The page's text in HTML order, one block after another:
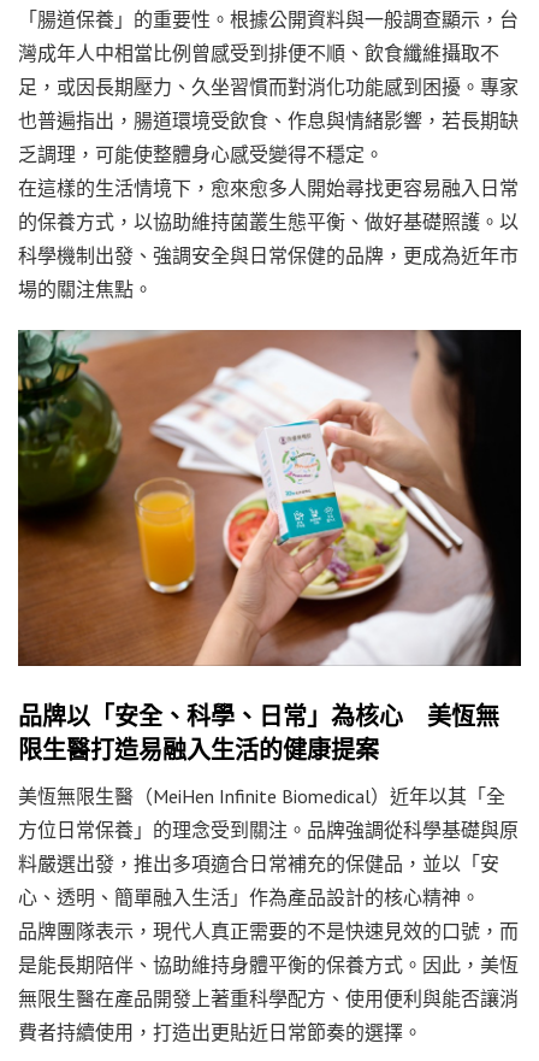
「腸道保養」的重要性。根據公開資料與一般調查顯示，台
灣成年人中相當比例曾感受到排便不順、飲食纖維攝取不
足，或因長期壓力、久坐習慣而對消化功能感到困擾。專家
也普遍指出，腸道環境受飲食、作息與情緒影響，若長期缺
乏調理，可能使整體身心感受變得不穩定。
在這樣的生活情境下，愈來愈多人開始尋找更容易融入日常
的保養方式，以協助維持菌叢生態平衡、做好基礎照護。以
科學機制出發、強調安全與日常保健的品牌，更成為近年市
場的關注焦點。
品牌以「安全、科學、日常」為核心 美恆無
限生醫打造易融入生活的健康提案
美恆無限生醫（MeiHen Infinite Biomedical）近年以其「全
方位日常保養」的理念受到關注。品牌強調從科學基礎與原
料嚴選出發，推出多項適合日常補充的保健品，並以「安
心、透明、簡單融入生活」作為產品設計的核心精神。
品牌團隊表示，現代人真正需要的不是快速見效的口號，而
是能長期陪伴、協助維持身體平衡的保養方式。因此，美恆
無限生醫在產品開發上著重科學配方、使用便利與能否讓消
費者持續使用，打造出更貼近日常節奏的選擇。